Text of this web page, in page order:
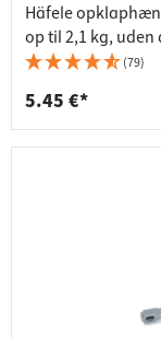
Häfele
op til 2,1 kg,
(79)
5.45 €*